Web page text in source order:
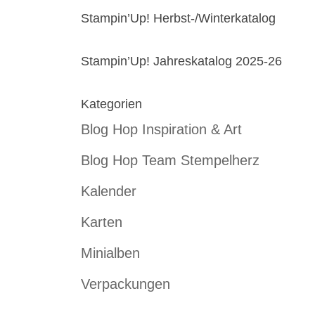
Stampin’Up! Herbst-/Winterkatalog
Stampin’Up! Jahreskatalog 2025-26
Kategorien
Blog Hop Inspiration & Art
Blog Hop Team Stempelherz
Kalender
Karten
Minialben
Verpackungen